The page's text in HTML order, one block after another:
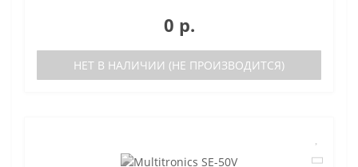
0 р.
НЕТ В НАЛИЧИИ (НЕ ПРОИЗВОДИТСЯ)